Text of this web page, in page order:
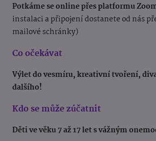
Potkáme se online přes platformu
instalaci a připojení dostanete od nás
mailové schránky)
Co očekávat
Výlet do vesmíru, kreativní tvoření,
dalšího!
Kdo se může zúčatnit
Děti ve věku 7 až 17 let s vážným